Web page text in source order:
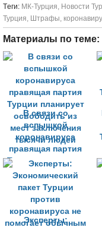
Tеги: МК-Турция, Новости
Турция, Штрафы,
Материалы по теме:
В связи со
вспышкой
коронавируса
правящая партия
Турции планирует
освободить из
мест заключения
тысячи людей
Эксперты: